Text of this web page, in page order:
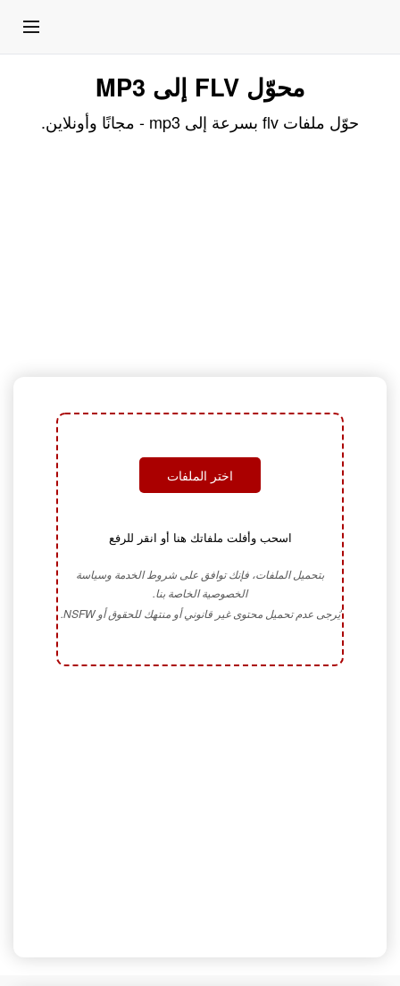
محوّل FLV إلى MP3
حوّل ملفات flv بسرعة إلى mp3 - مجانًا وأونلاين.
اختر الملفات
اسحب وأفلت ملفاتك هنا أو انقر للرفع
بتحميل الملفات، فإنك توافق على شروط الخدمة وسياسة
الخصوصية الخاصة بنا.
يُرجى عدم تحميل محتوى غير قانوني أو منتهك للحقوق أو NSFW.